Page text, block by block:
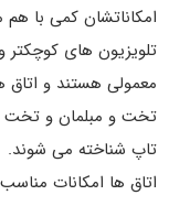
امکاناتشان کمی با
تلویزیون های
معمولی هستند و
تخت و مبلمان و تخت
تاپ شناخته می شوند.
اتاق ها امکانات